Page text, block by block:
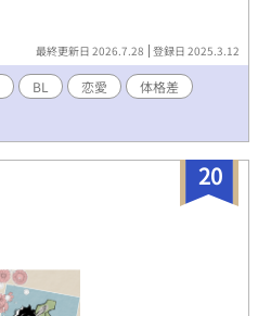
最終更新日 2026.7.28 登録日 2025.3.12
BL 恋愛
体格差
20